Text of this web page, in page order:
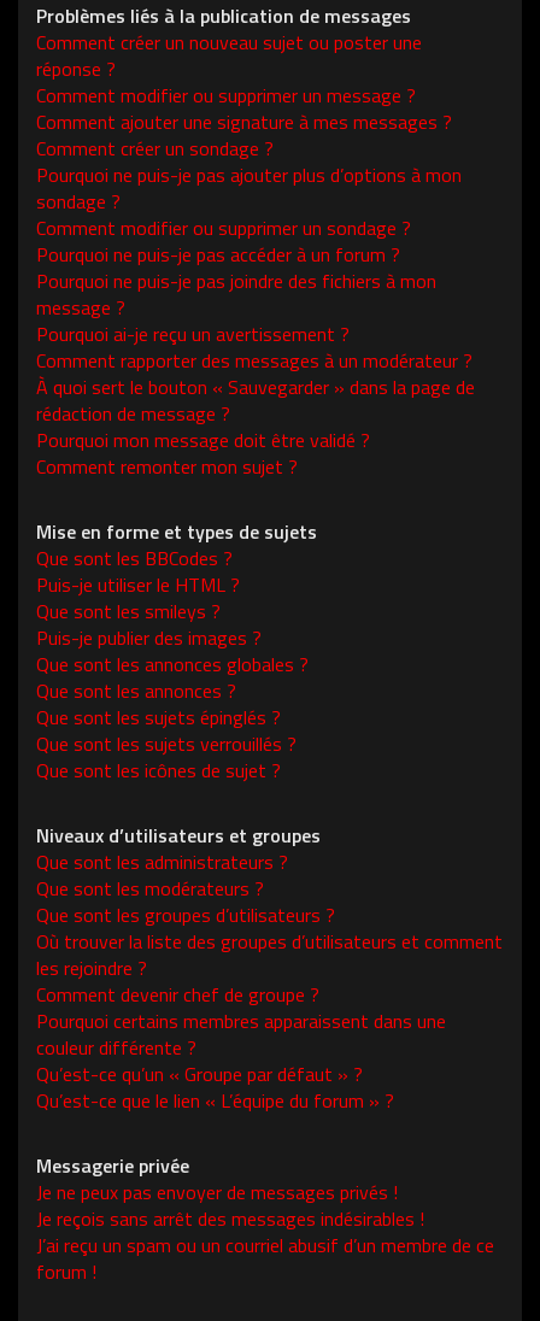
Problèmes liés à la publication de messages
Comment créer un nouveau sujet ou poster une
réponse ?
Comment modifier ou supprimer un message ?
Comment ajouter une signature à mes messages ?
Comment créer un sondage ?
Pourquoi ne puis-je pas ajouter plus d’options à mon
sondage ?
Comment modifier ou supprimer un sondage ?
Pourquoi ne puis-je pas accéder à un forum ?
Pourquoi ne puis-je pas joindre des fichiers à mon
message ?
Pourquoi ai-je reçu un avertissement ?
Comment rapporter des messages à un modérateur ?
À quoi sert le bouton « Sauvegarder » dans la page de
rédaction de message ?
Pourquoi mon message doit être validé ?
Comment remonter mon sujet ?
Mise en forme et types de sujets
Que sont les BBCodes ?
Puis-je utiliser le HTML ?
Que sont les smileys ?
Puis-je publier des images ?
Que sont les annonces globales ?
Que sont les annonces ?
Que sont les sujets épinglés ?
Que sont les sujets verrouillés ?
Que sont les icônes de sujet ?
Niveaux d’utilisateurs et groupes
Que sont les administrateurs ?
Que sont les modérateurs ?
Que sont les groupes d’utilisateurs ?
Où trouver la liste des groupes d’utilisateurs et comment
les rejoindre ?
Comment devenir chef de groupe ?
Pourquoi certains membres apparaissent dans une
couleur différente ?
Qu’est-ce qu’un « Groupe par défaut » ?
Qu’est-ce que le lien « L’équipe du forum » ?
Messagerie privée
Je ne peux pas envoyer de messages privés !
Je reçois sans arrêt des messages indésirables !
J’ai reçu un spam ou un courriel abusif d’un membre de ce
forum !